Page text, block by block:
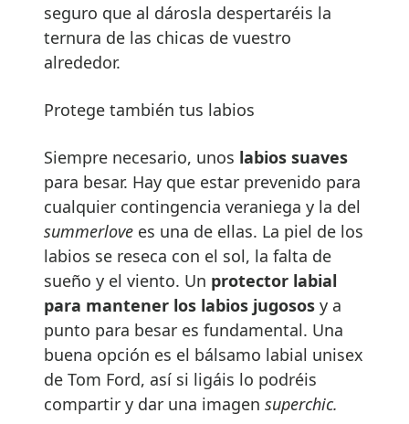
seguro que al dárosla despertaréis la
ternura de las chicas de vuestro
alrededor.
Protege también tus labios
Siempre necesario, unos labios suaves
para besar. Hay que estar prevenido para
cualquier contingencia veraniega y la del
summerlove es una de ellas. La piel de los
labios se reseca con el sol, la falta de
sueño y el viento. Un protector labial
para mantener los labios jugosos y a
punto para besar es fundamental. Una
buena opción es el bálsamo labial unisex
de Tom Ford, así si ligáis lo podréis
compartir y dar una imagen superchic.